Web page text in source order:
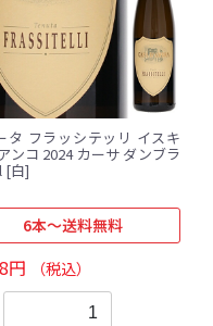
タ フラッシテッリ イスキ
ンコ 2024 カーサ ダンブラ
750ml [白]
6本～送料無料
円 （税込）